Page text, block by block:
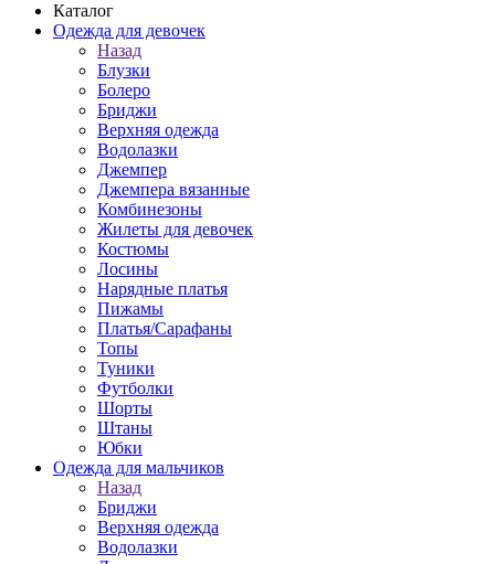
Каталог
Одежда для девочек
Назад
Блузки
Болеро
Бриджи
Верхняя одежда
Водолазки
Джемпер
Джемпера вязанные
Комбинезоны
Жилеты для девочек
Костюмы
Лосины
Нарядные платья
Пижамы
Платья/Сарафаны
Топы
Туники
Футболки
Шорты
Штаны
Юбки
Одежда для мальчиков
Назад
Бриджи
Верхняя одежда
Водолазки